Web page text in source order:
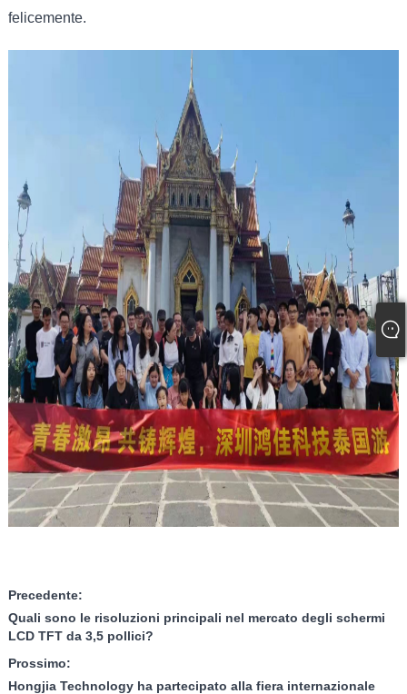
felicemente.
Precedente:
Quali sono le risoluzioni principali nel mercato degli schermi
LCD TFT da 3,5 pollici?
Prossimo:
Hongjia Technology ha partecipato alla fiera internazionale